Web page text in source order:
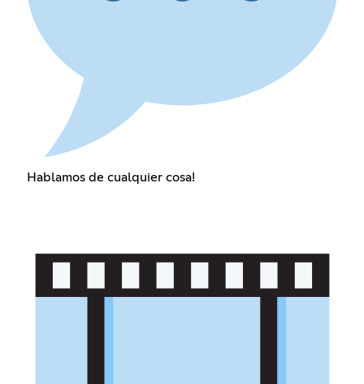
Hablamos de cualquier cosa!